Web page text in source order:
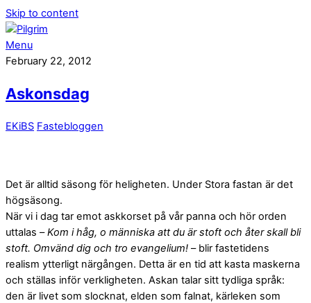
Skip to content
Menu
February 22, 2012
Askonsdag
EKiBS Fastebloggen
Det är alltid säsong för heligheten. Under Stora fastan är det
högsäsong.
När vi i dag tar emot askkorset på vår panna och hör orden
uttalas –Kom i håg, o människa att du är stoft och åter skall bli
stoft. Omvänd dig och tro evangelium! – blir fastetidens
realism ytterligt närgången. Detta är en tid att kasta maskerna
och ställas inför verkligheten. Askan talar sitt tydliga språk:
den är livet som slocknat, elden som falnat, kärleken som